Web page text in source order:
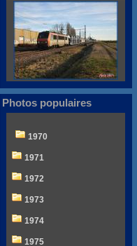
Photos populaires
1970
1971
1972
1973
1974
1975